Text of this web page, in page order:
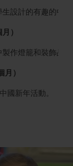
設計的有趣的中
）
作燈籠和裝飾品。
）
國新年活動。